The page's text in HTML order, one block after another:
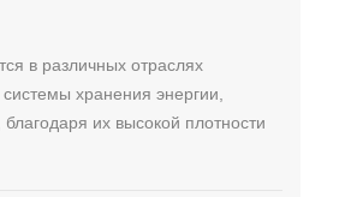
в различных отраслях
хранения энергии,
их высокой плотности